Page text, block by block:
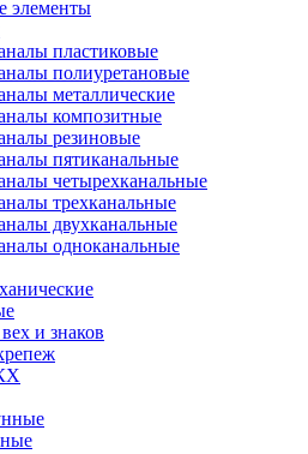
элементы
пластиковые
полиуретановые
металлические
композитные
резиновые
пятиканальные
четырехканальные
трехканальные
двухканальные
одноканальные
и знаков